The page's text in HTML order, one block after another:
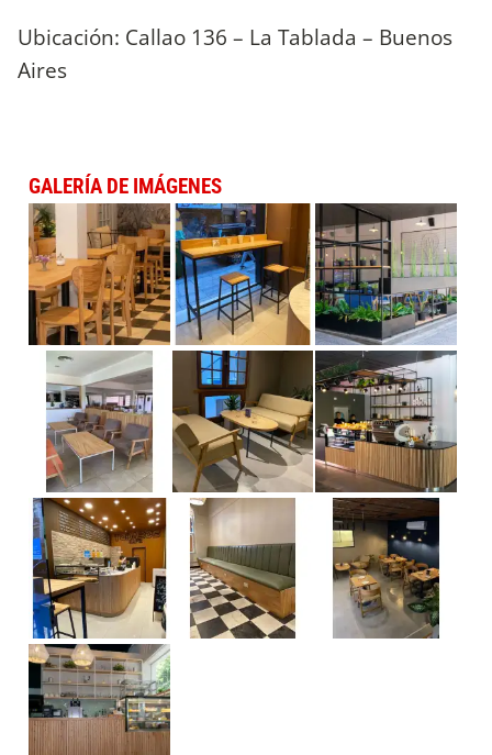
Ubicación: Callao 136 – La Tablada – Buenos
Aires
GALERÍA DE IMÁGENES